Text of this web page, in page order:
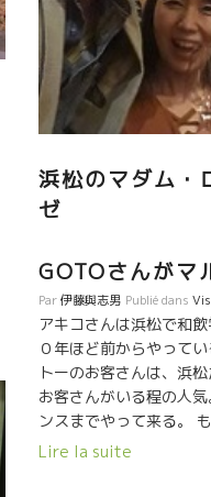
浜松のマダム・
GOTOさんがマ
Par伊藤與志男 Publié dans
アキコさんは浜松で和
０年ほど前からやって
トーのお客さんは、浜
お客さんがいる程の人
ンスまでやって来る。
アーに参加しているお
Lire la suite